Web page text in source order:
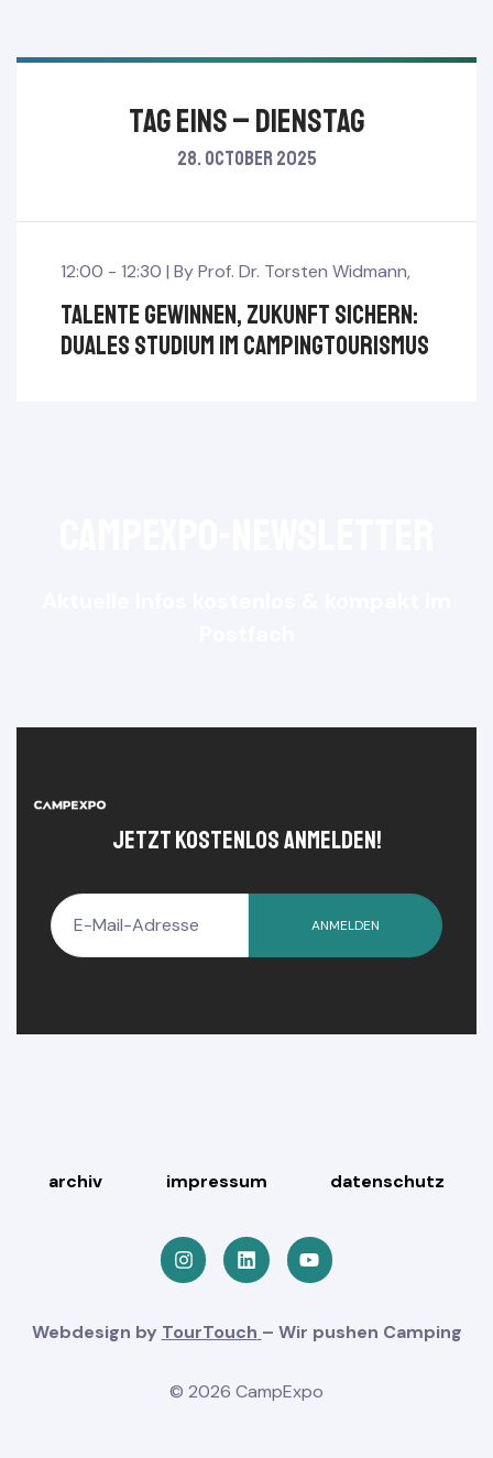
TAG EINS – Dienstag
28. October 2025
12:00 - 12:30 | ByProf. Dr. Torsten Widmann,
Talente gewinnen, Zukunft sichern:
Duales Studium im Campingtourismus
jetzt kostenlos anmelden!
ANMELDEN
archiv impressum datenschutz
Webdesign by TourTouch – Wir pushen Camping
© 2026 CampExpo